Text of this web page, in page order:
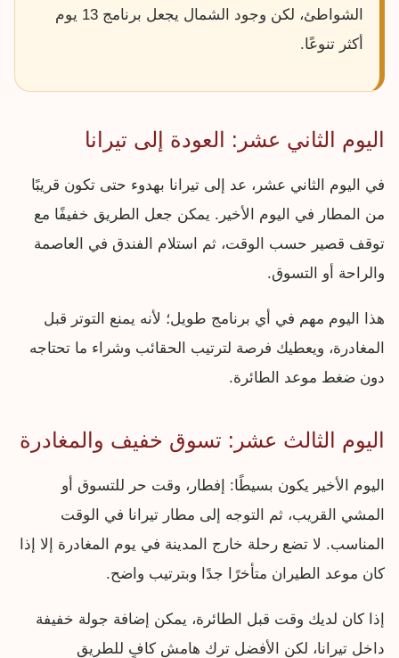
الشواطئ، لكن وجود الشمال يجعل برنامج 13 يوم
أكثر تنوعًا.
اليوم الثاني عشر: العودة إلى تيرانا
في اليوم الثاني عشر، عد إلى تيرانا بهدوء حتى تكون قريبًا
من المطار في اليوم الأخير. يمكن جعل الطريق خفيفًا مع
توقف قصير حسب الوقت، ثم استلام الفندق في العاصمة
والراحة أو التسوق.
هذا اليوم مهم في أي برنامج طويل؛ لأنه يمنع التوتر قبل
المغادرة، ويعطيك فرصة لترتيب الحقائب وشراء ما تحتاجه
دون ضغط موعد الطائرة.
اليوم الثالث عشر: تسوق خفيف والمغادرة
اليوم الأخير يكون بسيطًا: إفطار، وقت حر للتسوق أو
المشي القريب، ثم التوجه إلى مطار تيرانا في الوقت
المناسب. لا تضع رحلة خارج المدينة في يوم المغادرة إلا إذا
كان موعد الطيران متأخرًا جدًا وبترتيب واضح.
إذا كان لديك وقت قبل الطائرة، يمكن إضافة جولة خفيفة
داخل تيرانا، لكن الأفضل ترك هامش كافٍ للطريق